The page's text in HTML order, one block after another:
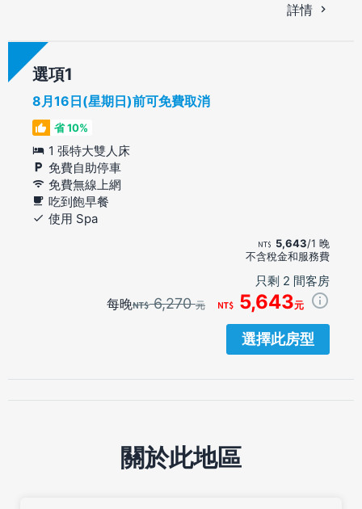
詳情
選項
8月16日(星期日)前可免費取消
省 10%
1 張特大雙人床
免費自助停車
免費無線上網
吃到飽早餐
使用 Spa
5,643/1 晚
不含稅金和服務費
只剩 2 間客房
每晚 6,270元 5,643元
選擇此房型
關於此地區